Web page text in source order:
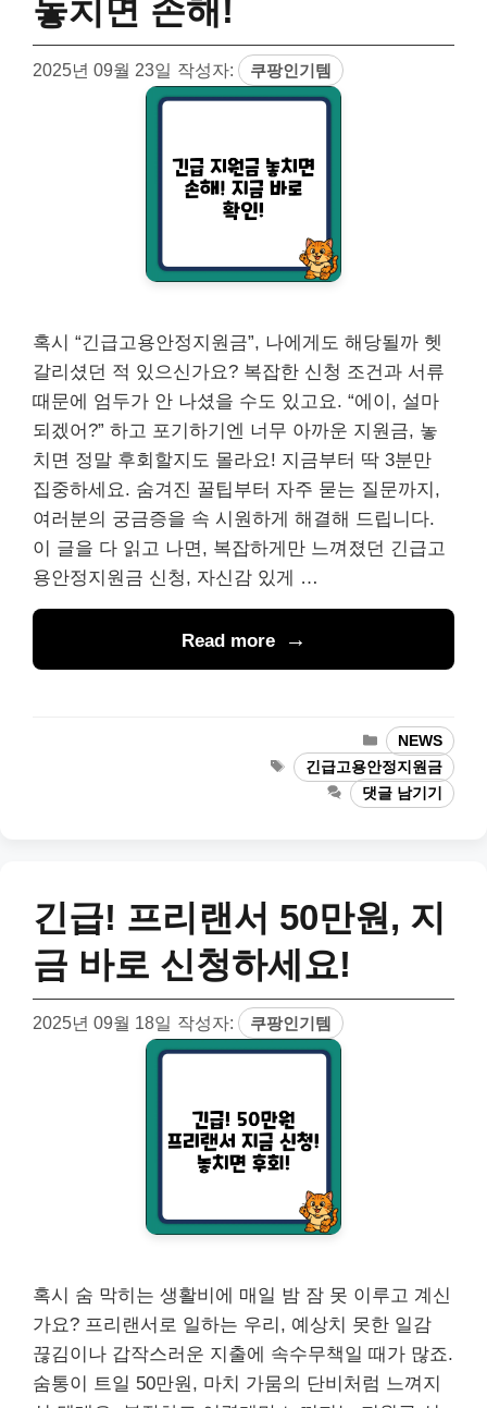
놓치면 손해!
2025년 09월 23일 작성자: 쿠팡인기템
혹시 “긴급고용안정지원금”, 나에게도 해당될까 헷
갈리셨던 적 있으신가요? 복잡한 신청 조건과 서류
때문에 엄두가 안 나셨을 수도 있고요. “에이, 설마
되겠어?” 하고 포기하기엔 너무 아까운 지원금, 놓
치면 정말 후회할지도 몰라요! 지금부터 딱 3분만
집중하세요. 숨겨진 꿀팁부터 자주 묻는 질문까지,
여러분의 궁금증을 속 시원하게 해결해 드립니다.
이 글을 다 읽고 나면, 복잡하게만 느껴졌던 긴급고
용안정지원금 신청, 자신감 있게 …
Read more
카
테
고
리
NEWS
태
그
긴급고용안정지원금
댓글 남기기
긴급! 프리랜서 50만원, 지
금 바로 신청하세요!
2025년 09월 18일 작성자: 쿠팡인기템
혹시 숨 막히는 생활비에 매일 밤 잠 못 이루고 계신
가요? 프리랜서로 일하는 우리, 예상치 못한 일감
끊김이나 갑작스러운 지출에 속수무책일 때가 많죠.
숨통이 트일 50만원, 마치 가뭄의 단비처럼 느껴지